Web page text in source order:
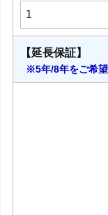
【延長保証】
※5年/8年をご希望